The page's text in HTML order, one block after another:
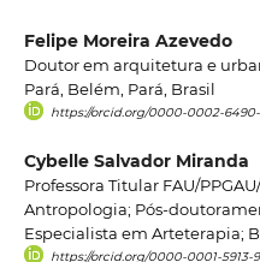
Felipe Moreira Azevedo
Doutor em arquitetura e
Pará, Belém, Pará, Brasil
https://orcid.org/0000-0002-6490-
Cybelle Salvador Miranda
Professora Titular FAU/
Antropologia; Pós-
Especialista em Arteterapia;
https://orcid.org/0000-0001-5913-